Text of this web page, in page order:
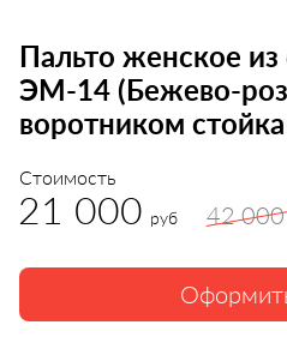
Пальто женское
ЭМ-14 (Бежево-
воротником стойка
Стоимость
21 000 руб 42 000